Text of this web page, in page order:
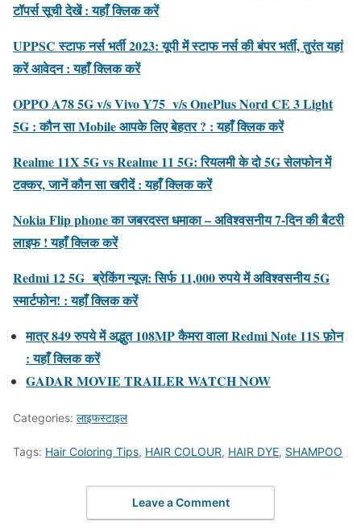
टॉपर्स सूची देखें : यहाँ क्लिक करें
UPPSC स्टाफ नर्स भर्ती 2023: यूपी में स्टाफ नर्स की बंपर भर्ती, तुरंत यहां
करें आवेदन : यहाँ क्लिक करें
OPPO A78 5G v/s Vivo Y75 v/s OnePlus Nord CE 3 Light
5G : कौन सा Mobile आपके लिए बेहतर ? : यहाँ क्लिक करें
Realme 11X 5G vs Realme 11 5G: रियलमी के दो 5G सेलफोन में
टक्कर, जानें कौन सा खरीदें : यहाँ क्लिक करें
Nokia Flip phone का जबरदस्त धमाका – अविश्वसनीय 7-दिन की बैटरी
लाइफ ! यहाँ क्लिक करें
Redmi 12 5G ब्रेकिंग न्यूज़: सिर्फ 11,000 रुपये में अविश्वसनीय 5G
स्मार्टफोन! : यहाँ क्लिक करें
मात्र 849 रुपये में अद्भुत 108MP कैमरा वाला Redmi Note 11S फ़ोन
: यहाँ क्लिक करें
GADAR MOVIE TRAILER WATCH NOW
Categories: लाइफस्टाइल
Tags: Hair Coloring Tips, HAIR COLOUR, HAIR DYE, SHAMPOO
Leave a Comment